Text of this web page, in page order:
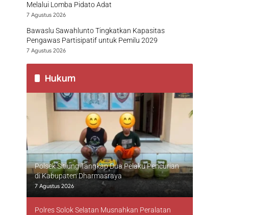
Melalui Lomba Pidato Adat
7 Agustus 2026
Bawaslu Sawahlunto Tingkatkan Kapasitas
Pengawas Partisipatif untuk Pemilu 2029
7 Agustus 2026
Hukum
Polsek Sitiung Tangkap Dua Pelaku Pencurian
di Kabupaten Dharmasraya
7 Agustus 2026
Polres Solok Selatan Musnahkan Peralatan